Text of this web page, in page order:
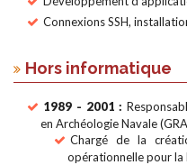
Connexions SSH,
Hors informatique
1989 - 2001 :
en Archéologie Navale
Chargé de la
opérationnelle pour